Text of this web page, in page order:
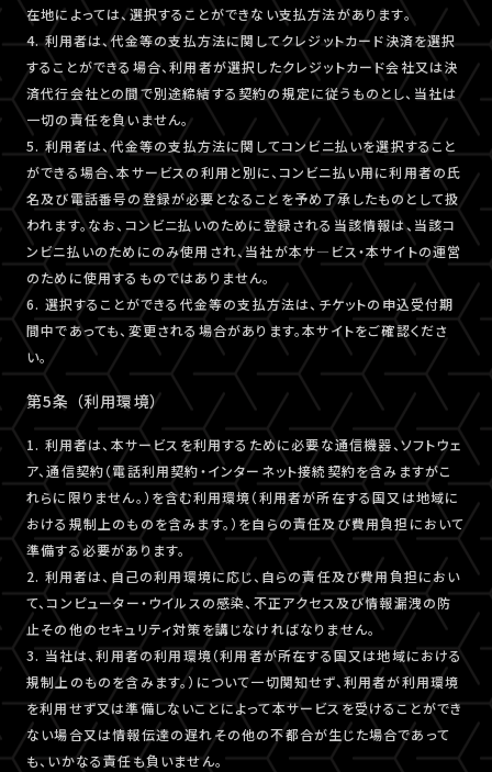
在地によっては、選択することができない支払方法があります。
4. 利用者は、代金等の支払方法に関してクレジットカード決済を選択
することができる場合、利用者が選択したクレジットカード会社又は決
済代行会社との間で別途締結する契約の規定に従うものとし、当社は
一切の責任を負いません。
5. 利用者は、代金等の支払方法に関してコンビニ払いを選択すること
ができる場合、本サービスの利用と別に、コンビニ払い用に利用者の氏
名及び電話番号の登録が必要となることを予め了承したものとして扱
われます。なお、コンビニ払いのために登録される当該情報は、当該コ
ンビニ払いのためにのみ使用され、当社が本サ―ビス・本サイトの運営
のために使用するものではありません。
6. 選択することができる代金等の支払方法は、チケットの申込受付期
間中であっても、変更される場合があります。本サイトをご確認くださ
い。
第5条 （利用環境）
1. 利用者は、本サービスを利用するために必要な通信機器、ソフトウェ
ア、通信契約（電話利用契約・インターネット接続契約を含みますがこ
れらに限りません。）を含む利用環境（利用者が所在する国又は地域に
おける規制上のものを含みます。）を自らの責任及び費用負担において
準備する必要があります。
2. 利用者は、自己の利用環境に応じ、自らの責任及び費用負担におい
て、コンピューター・ウイルスの感染、不正アクセス及び情報漏洩の防
止その他のセキュリティ対策を講じなければなりません。
3. 当社は、利用者の利用環境（利用者が所在する国又は地域における
規制上のものを含みます。）について一切関知せず、利用者が利用環境
を利用せず又は準備しないことによって本サービスを受けることができ
ない場合又は情報伝達の遅れその他の不都合が生じた場合であって
も、いかなる責任も負いません。